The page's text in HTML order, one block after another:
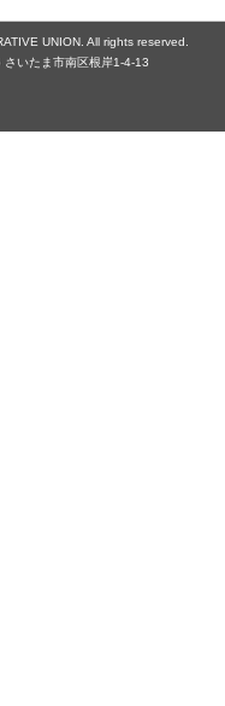
UNION. All rights reserved.
いたま市南区根岸1-4-13